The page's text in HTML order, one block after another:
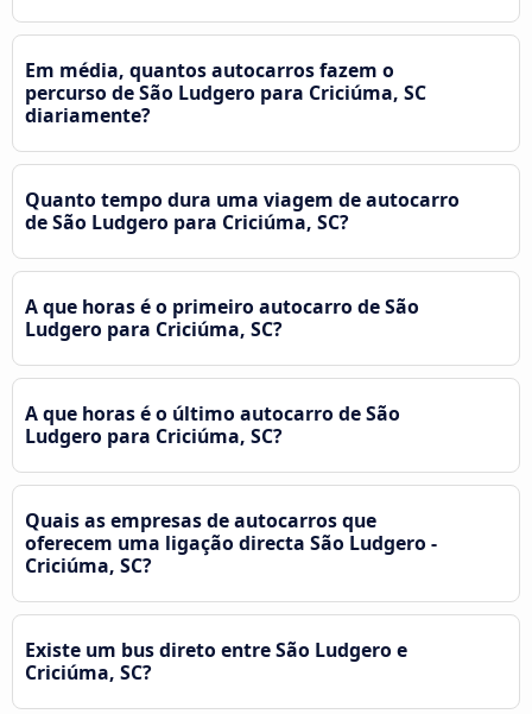
Em média, quantos autocarros fazem o
percurso de São Ludgero para Criciúma, SC
diariamente?
Quanto tempo dura uma viagem de autocarro
de São Ludgero para Criciúma, SC?
A que horas é o primeiro autocarro de São
Ludgero para Criciúma, SC?
A que horas é o último autocarro de São
Ludgero para Criciúma, SC?
Quais as empresas de autocarros que
oferecem uma ligação directa São Ludgero -
Criciúma, SC?
Existe um bus direto entre São Ludgero e
Criciúma, SC?